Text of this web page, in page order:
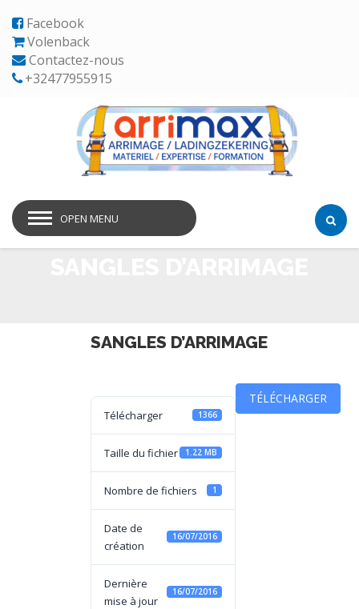
Facebook
Volenback
Contactez-nous
+32477955915
OPEN MENU
SANGLES D’ARRIMAGE
TÉLÉCHARGER
Télécharger 1366
Taille du fichier 1.22 MB
Nombre de fichiers 1
Date de
création
16/07/2016
Dernière
mise à jour
16/07/2016